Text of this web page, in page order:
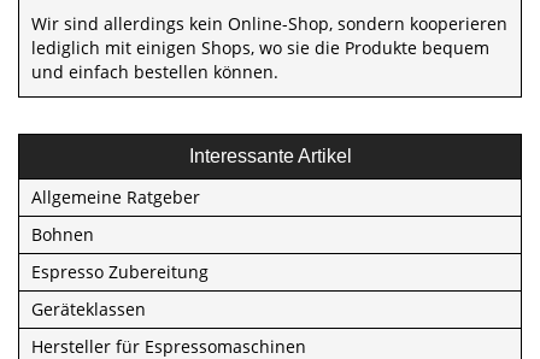
Wir sind allerdings kein Online-Shop, sondern kooperieren
lediglich mit einigen Shops, wo sie die Produkte bequem
und einfach bestellen können.
Interessante Artikel
Allgemeine Ratgeber
Bohnen
Espresso Zubereitung
Geräteklassen
Hersteller für Espressomaschinen